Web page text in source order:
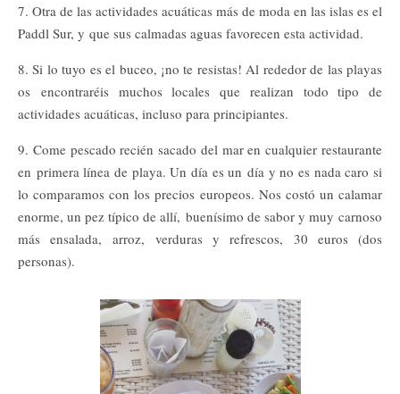
7. Otra de las actividades acuáticas más de moda en las islas es el
Paddl Sur, y que sus calmadas aguas favorecen esta actividad.
8. Si lo tuyo es el buceo, ¡no te resistas! Al rededor de las playas
os encontraréis muchos locales que realizan todo tipo de
actividades acuáticas, incluso para principiantes.
9. Come pescado recién sacado del mar en cualquier restaurante
en primera línea de playa. Un día es un día y no es nada caro si
lo comparamos con los precios europeos. Nos costó un calamar
enorme, un pez típico de allí, buenísimo de sabor y muy carnoso
más ensalada, arroz, verduras y refrescos, 30 euros (dos
personas).